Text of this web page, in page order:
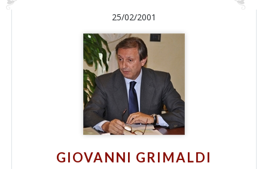
25/02/2001
GIOVANNI GRIMALDI